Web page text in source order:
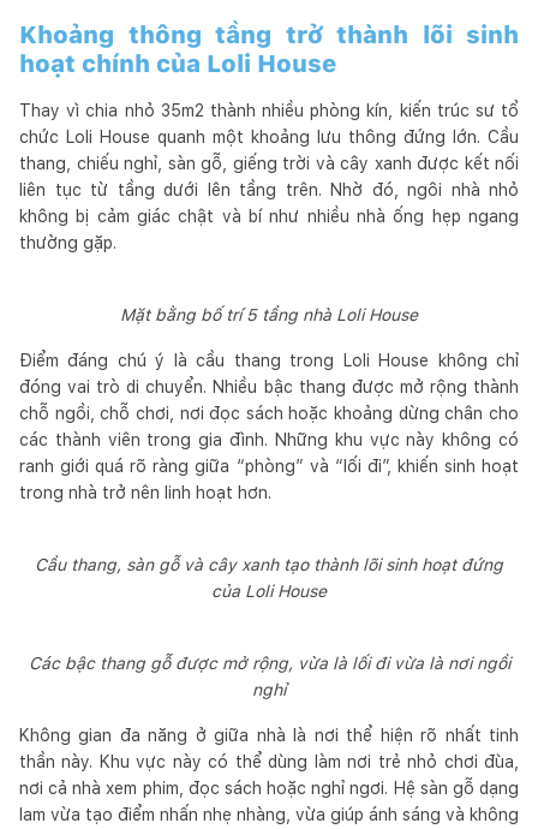
Khoảng thông tầng trở thành lõi sinh
hoạt chính của Loli House
Thay vì chia nhỏ 35m2 thành nhiều phòng kín, kiến trúc sư tổ
chức Loli House quanh một khoảng lưu thông đứng lớn. Cầu
thang, chiếu nghỉ, sàn gỗ, giếng trời và cây xanh được kết nối
liên tục từ tầng dưới lên tầng trên. Nhờ đó, ngôi nhà nhỏ
không bị cảm giác chật và bí như nhiều nhà ống hẹp ngang
thường gặp.
Mặt bằng bố trí 5 tầng nhà Loli House
Điểm đáng chú ý là cầu thang trong Loli House không chỉ
đóng vai trò di chuyển. Nhiều bậc thang được mở rộng thành
chỗ ngồi, chỗ chơi, nơi đọc sách hoặc khoảng dừng chân cho
các thành viên trong gia đình. Những khu vực này không có
ranh giới quá rõ ràng giữa “phòng” và “lối đi”, khiến sinh hoạt
trong nhà trở nên linh hoạt hơn.
Cầu thang, sàn gỗ và cây xanh tạo thành lõi sinh hoạt đứng
của Loli House
Các bậc thang gỗ được mở rộng, vừa là lối đi vừa là nơi ngồi
nghỉ
Không gian đa năng ở giữa nhà là nơi thể hiện rõ nhất tinh
thần này. Khu vực này có thể dùng làm nơi trẻ nhỏ chơi đùa,
nơi cả nhà xem phim, đọc sách hoặc nghỉ ngơi. Hệ sàn gỗ dạng
lam vừa tạo điểm nhấn nhẹ nhàng, vừa giúp ánh sáng và không